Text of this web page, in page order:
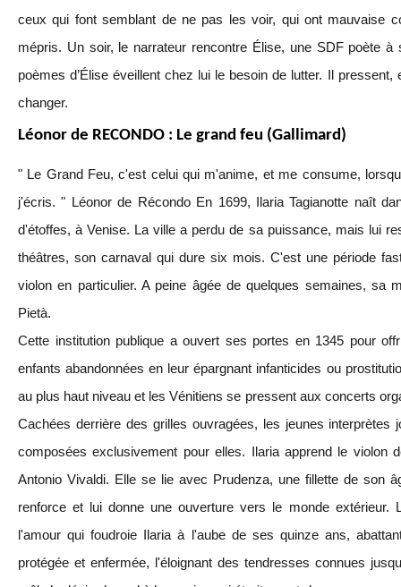
ceux qui font semblant de ne pas les voir, qui ont mauvaise
mépris. Un soir, le narrateur rencontre Élise, une SDF poète
poèmes d’Élise éveillent chez lui le besoin de lutter. Il
changer.
Léonor de RECONDO : Le grand feu (Gallimard)
" Le Grand Feu, c'est celui qui m'anime, et me consume,
j'écris. " Léonor de Récondo En 1699, Ilaria Tagianotte naît
d'étoffes, à Venise. La ville a perdu de sa puissance, mais lui
théâtres, son carnaval qui dure six mois. C'est une période
violon en particulier. A peine âgée de quelques semaines, sa
Pietà.
Cette institution publique a ouvert ses portes en 1345 pour
enfants abandonnées en leur épargnant infanticides ou
au plus haut niveau et les Vénitiens se pressent aux concerts
Cachées derrière des grilles ouvragées, les jeunes interprètes
composées exclusivement pour elles. Ilaria apprend le violon
Antonio Vivaldi. Elle se lie avec Prudenza, une fillette de son
renforce et lui donne une ouverture vers le monde extérieur.
l'amour qui foudroie Ilaria à l'aube de ses quinze ans,
protégée et enfermée, l'éloignant des tendresses connues